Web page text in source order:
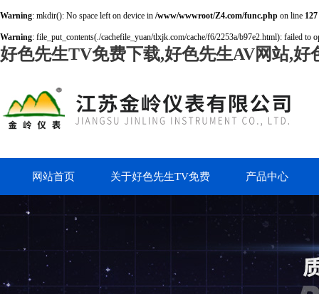
Warning: mkdir(): No space left on device in /www/wwwroot/Z4.com/func.php on line 127
Warning: file_put_contents(./cachefile_yuan/tlxjk.com/cache/f6/2253a/b97e2.html): failed to
好色先生TV免费下载,好色先生AV网站,
网站首页 关于好色先生TV免费 产品中心